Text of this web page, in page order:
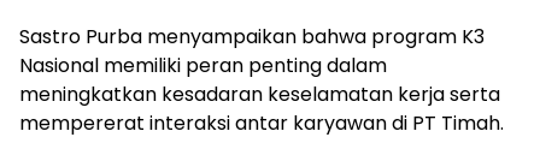
Sastro Purba menyampaikan bahwa program K3
Nasional memiliki peran penting dalam
meningkatkan kesadaran keselamatan kerja serta
mempererat interaksi antar karyawan di PT Timah.